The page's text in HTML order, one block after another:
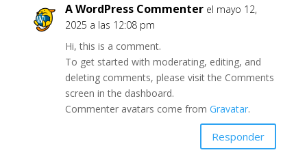
A WordPress Commenter el mayo 12,
2025 a las 12:08 pm
Hi, this is a comment.
To get started with moderating, editing, and
deleting comments, please visit the Comments
screen in the dashboard.
Commenter avatars come from Gravatar.
Responder